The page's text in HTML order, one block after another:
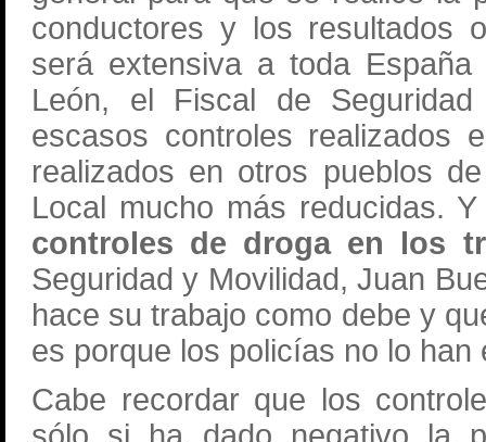
conductores y los resultados
será extensiva a toda
León, el Fiscal de
escasos controles realizados
realizados en otros pueblos
Local mucho más reducidas.
controles de droga en los
Seguridad y Movilidad, Juan
hace su trabajo como debe y
es porque los policías no lo han
Cabe recordar que los